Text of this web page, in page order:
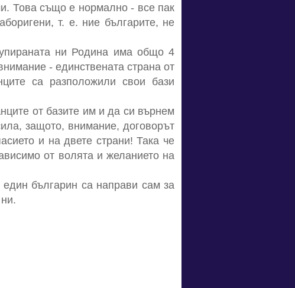
Това също е нормално - все пак
т. е. ние българите, не
ни Родина има общо 4
- единствената страна от
са разположили свои бази
от базите им и да си върнем
защото, внимание, договорът
и на двете страни! Така че
от волята и желанието на
един българин са направи сам за